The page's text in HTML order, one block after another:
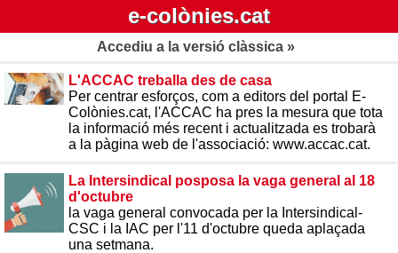
e-colònies.cat
Accediu a la versió clàssica »
L'ACCAC treballa des de casa
Per centrar esforços, com a editors del portal E-
Colònies.cat, l'ACCAC ha pres la mesura que tota
la informació més recent i actualitzada es trobarà
a la pàgina web de l'associació: www.accac.cat.
La Intersindical posposa la vaga general al 18
d'octubre
la vaga general convocada per la Intersindical-
CSC i la IAC per l'11 d'octubre queda aplaçada
una setmana.